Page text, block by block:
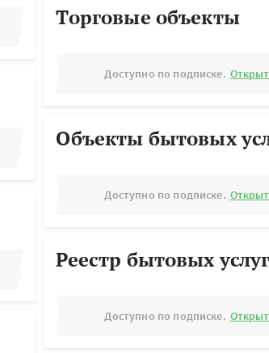
Торговые объекты
Доступно по подписке.
Объекты бытовых
Доступно по подписке.
Реестр бытовых услуг
Доступно по подписке.